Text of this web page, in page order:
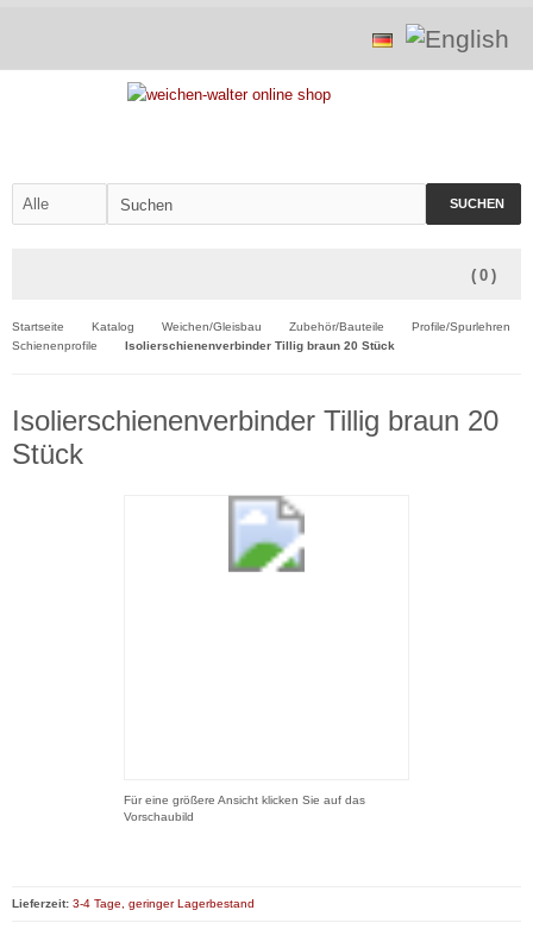
SUCHEN
( 0 )
Startseite Katalog Weichen/Gleisbau Zubehör/Bauteile
Profile/Spurlehren
Schienenprofile
Isolierschienenverbinder Tillig braun 20 Stück
Isolierschienenverbinder Tillig braun 20
Stück
Für eine größere Ansicht klicken Sie auf das
Vorschaubild
Lieferzeit: 3-4 Tage, geringer Lagerbestand